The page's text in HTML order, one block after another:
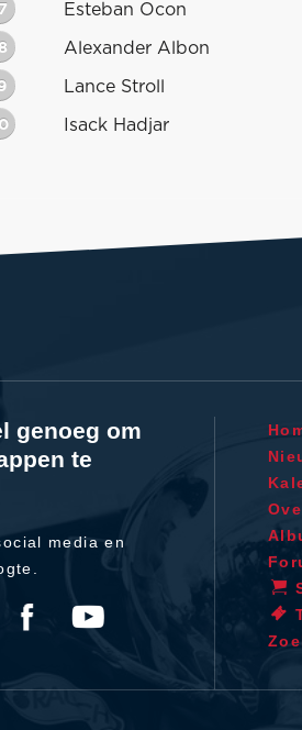
Esteban Ocon
Alexander Albon
Lance Stroll
Isack Hadjar
genoeg om
te
media en